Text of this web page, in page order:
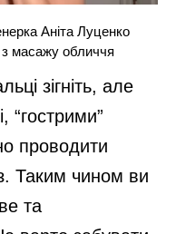
Аніта Луценко
масажу обличчя
зігніть, але
“гострими”
проводити
Таким чином ви
та